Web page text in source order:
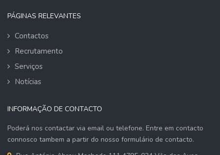
PÁGINAS RELEVANTES
Contactos
Recrutamento
Serviços
Notícias
INFORMAÇÃO DE CONTACTO
Poderá nos contactar via email ou telefone. Entre em contacto
connosco tambem a partir do nosso formulário de contacto.